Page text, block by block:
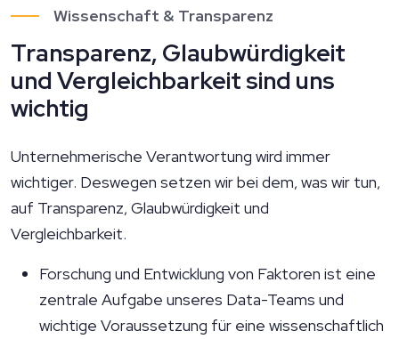
Wissenschaft & Transparenz
Transparenz, Glaubwürdigkeit
und Vergleichbarkeit sind uns
wichtig
Unternehmerische Verantwortung wird immer
wichtiger. Deswegen setzen wir bei dem, was wir tun,
auf Transparenz, Glaubwürdigkeit und
Vergleichbarkeit.
Forschung und Entwicklung von Faktoren ist eine
zentrale Aufgabe unseres Data-Teams und
wichtige Voraussetzung für eine wissenschaftlich